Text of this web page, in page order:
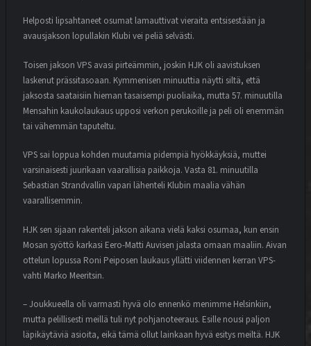
Helposti lipsahtaneet osumat lamauttivat vieraita entsisestään ja
avausjakson lopullakin Klubi vei peliä selvästi.
Toisen jakson VPS avasi pirteämmin, joskin HJK oli aavistuksen
laskenut prässitasoaan. Kymmenisen minuuttia näytti siltä, että
jaksosta saataisiin hieman tasaisempi puoliaika, mutta 57. minuutilla
Mensahin kaukolaukaus upposi verkon perukoille ja peli oli enemmän
tai vähemmän taputeltu.
VPS sai loppua kohden muutamia pidempiä hyökkäyksiä, muttei
varsinaisesti juurikaan vaarallisia paikkoja. Vasta 81. minuutilla
Sebastian Strandvallin vapari lähenteli Klubin maalia vähän
vaarallisemmin.
HJK sen sijaan rakenteli jakson aikana vielä kaksi osumaa, kun ensin
Mosan syöttö karkasi Eero-Matti Auvisen jalasta omaan maaliin. Aivan
ottelun lopussa Roni Peiposen laukaus yllätti viidennen kerran VPS-
vahti Marko Meeritsin.
– Joukkueella oli varmasti hyvä olo ennenkö menimme Helsinkiin,
mutta pelillisesti meillä tuli nyt pohjanoteeraus. Esille nousi paljon
läpikäytäviä asioita, eikä tämä ollut lainkaan hyvä esitys meiltä. HJK